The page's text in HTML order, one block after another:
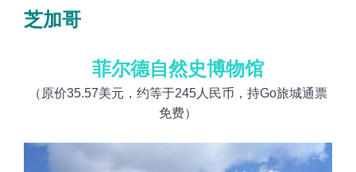
芝加哥
菲尔德自然史博物馆
（原价35.57美元，约等于245 人民币，持Go旅城通票
免费）